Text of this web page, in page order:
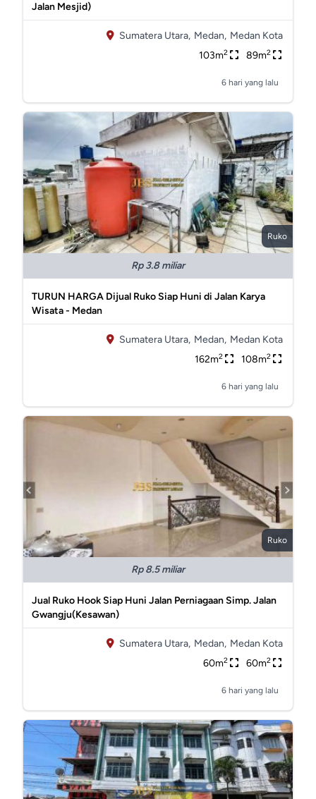
Jalan Mesjid)
Sumatera Utara, Medan, Medan Kota
103m2 89m2
6 hari yang lalu
Ruko
Rp 3.8 miliar
TURUN HARGA Dijual Ruko Siap Huni di Jalan Karya
Wisata - Medan
Sumatera Utara, Medan, Medan Kota
162m2 108m2
6 hari yang lalu
Ruko
Rp 8.5 miliar
Jual Ruko Hook Siap Huni Jalan Perniagaan Simp. Jalan
Gwangju(Kesawan)
Sumatera Utara, Medan, Medan Kota
60m2 60m2
6 hari yang lalu